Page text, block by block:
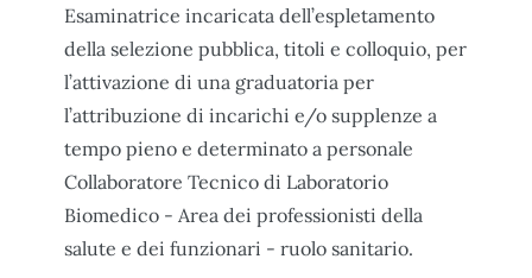
Esaminatrice incaricata dell’espletamento
della selezione pubblica, titoli e colloquio, per
l’attivazione di una graduatoria per
l’attribuzione di incarichi e/o supplenze a
tempo pieno e determinato a personale
Collaboratore Tecnico di Laboratorio
Biomedico - Area dei professionisti della
salute e dei funzionari - ruolo sanitario.